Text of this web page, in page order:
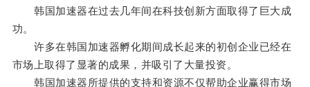
韩国加速器在过去几年间在科技创新方面取得了巨大成
功。
许多在韩国加速器孵化期间成长起来的初创企业已经在
市场上取得了显著的成果，并吸引了大量投资。
韩国加速器所提供的支持和资源不仅帮助企业赢得市场